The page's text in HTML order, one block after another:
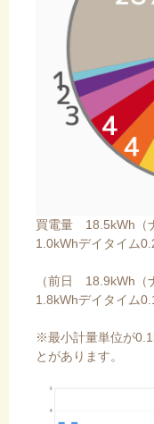
買電量 18.5kWh（
1.0kWhデイタイム
（前日 18.9kWh（
1.8kWhデイタイム
※最小計量単位が
とがあります。